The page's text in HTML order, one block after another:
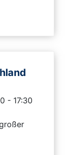
- 17:30